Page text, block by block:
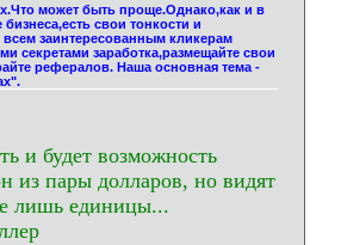
может быть проще.Однако,как и в
свои тонкости и
заинтересованным кликерам
секретами заработка,размещайте свои
рефералов. Наша основная тема -
и будет возможность
из пары долларов, но видят
лишь единицы...